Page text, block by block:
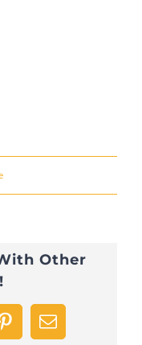
Other
PinterestEmail